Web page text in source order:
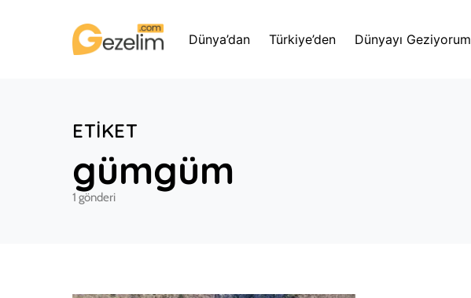
Dünya’dan Türkiye’den Dünyayı Geziyorum
ETIKET
gümgüm
1 gönderi